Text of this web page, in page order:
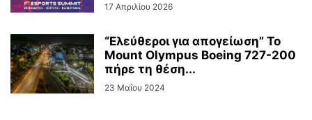
17 Απριλίου 2026
“Ελεύθεροι για απογείωση” Το
Mount Olympus Boeing 727-200
πήρε τη θέση...
23 Μαΐου 2024